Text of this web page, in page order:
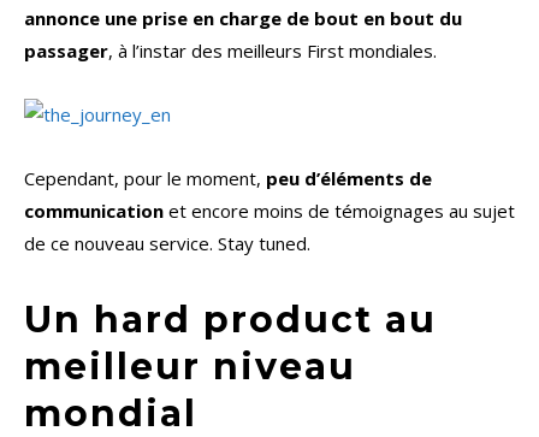
annonce une prise en charge de bout en bout du
passager, à l’instar des meilleurs First mondiales.
Cependant, pour le moment, peu d’éléments de
communication et encore moins de témoignages au sujet
de ce nouveau service. Stay tuned.
Un hard product au
meilleur niveau
mondial